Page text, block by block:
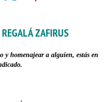
ZAFIRUS
y homenajear a alguien, estás en